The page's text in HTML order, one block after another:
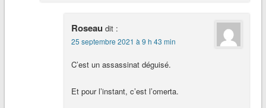
Roseau dit :
25 septembre 2021 à 9 h 43 min
C’est un assassinat déguisé.
Et pour l’instant, c’est l’omerta.